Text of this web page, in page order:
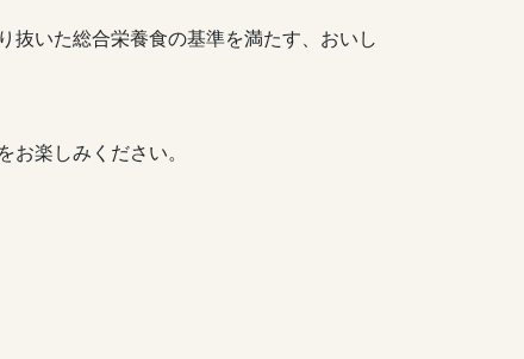
抜いた総合栄養食の基準を満たす、おいし
楽しみください。